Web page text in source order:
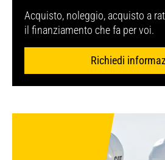
Acquisto, noleggio, acquisto a
il finanziamento che fa per voi.
Richiedi